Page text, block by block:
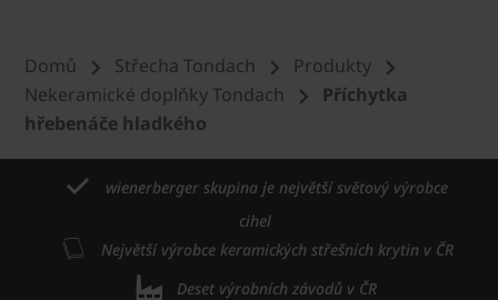
Domů Střecha Tondach
Produkty
Nekeramické doplňky Tondach
Příchytka
hřebenáče hladkého
wienerberger skupina je největší světový výrobce
cihel
Největší výrobce keramických střešních krytin v ČR
Deset výrobních závodů v ČR